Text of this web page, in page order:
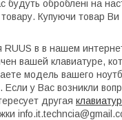
будуть оброблені на
Купуючи товар
RUUS в в нашем
вашей клавиатуре,
модель вашего
у Вас возникли
другая